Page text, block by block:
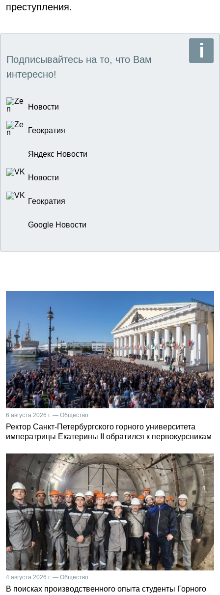
преступления.
Подписывайтесь на то, что Вам
интересно!
Новости
Геократия
Яндекс Новости
Новости
Геократия
Google Новости
6 августа 2026 г. — Общество
Ректор Санкт-Петербургского горного университета
императрицы Екатерины II обратился к первокурсникам
4 августа 2026 г. — Общество
В поисках производственного опыта студенты Горного